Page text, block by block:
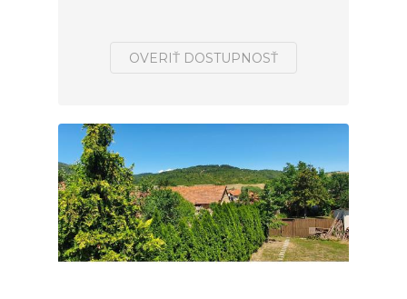
OVERIŤ DOSTUPNOSŤ